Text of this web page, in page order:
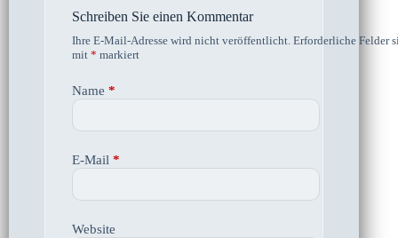
Schreiben Sie einen Kommentar
Ihre E-Mail-Adresse wird nicht veröffentlicht. Erforderliche Felder
mit * markiert
Name *
E-Mail *
Website